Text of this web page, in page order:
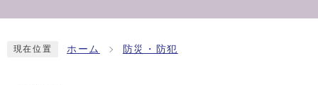
現在位置 ホーム 防災・防犯